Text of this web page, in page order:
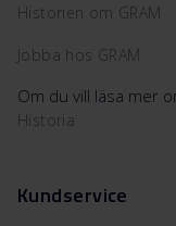
Historien om GRAM
Jobba hos GRAM
Om du vill läsa mer
Historia
Kundservice